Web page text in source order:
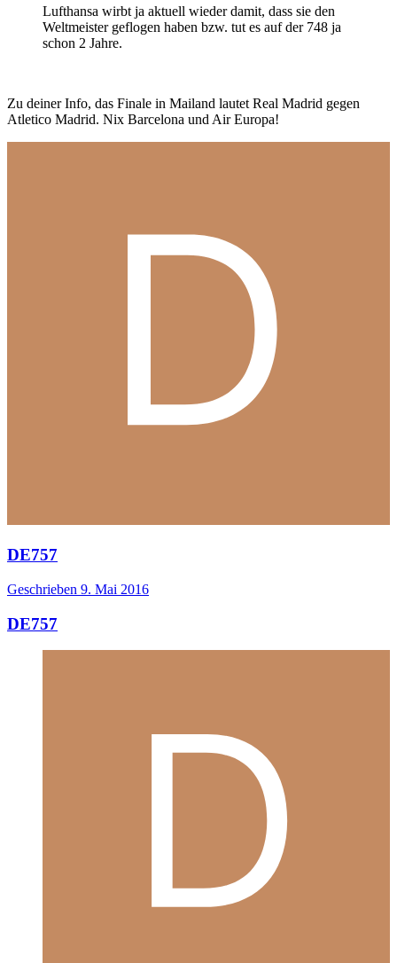
Lufthansa wirbt ja aktuell wieder damit, dass sie den
Weltmeister geflogen haben bzw. tut es auf der 748 ja
schon 2 Jahre.
Zu deiner Info, das Finale in Mailand lautet Real Madrid gegen
Atletico Madrid. Nix Barcelona und Air Europa!
DE757
Geschrieben 9. Mai 2016
DE757